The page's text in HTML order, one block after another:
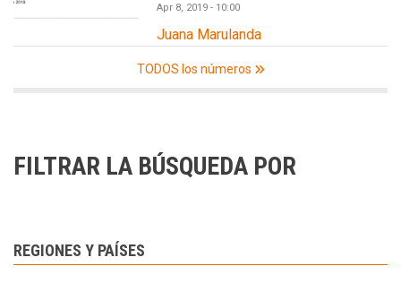
Apr 8, 2019 - 10:00
Juana Marulanda
TODOS los números
FILTRAR LA BÚSQUEDA POR
REGIONES Y PAÍSES